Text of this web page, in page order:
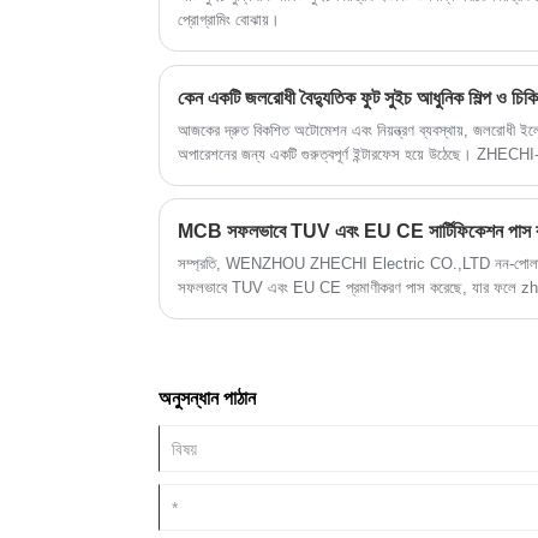
প্রোগ্রামিং বোঝায়।
কেন একটি জলরোধী বৈদ্যুতিক ফুট সুইচ আধুনিক শিল্প ও
আজকের দ্রুত বিকশিত অটোমেশন এবং নিয়ন্ত্রণ ব্যবস্থায়, জলরোধী
অপারেশনের জন্য একটি গুরুত্বপূর্ণ ইন্টারফেস হয়ে উঠেছে। ZHECHI-
টেকসই এবং উচ্চ-কার্যক্ষমতার সুইচিং সমাধানগুলি ডিজাইন করা হয়েছে।
MCB সফলভাবে TUV এবং EU CE সার্টিফিকেশন পাস
সম্প্রতি, WENZHOU ZHECHI Electric CO.,LTD নন-পোলারিটি
সফলভাবে TUV এবং EU CE প্রমাণীকরণ পাস করেছে, যার ফলে
অনুসন্ধান পাঠান